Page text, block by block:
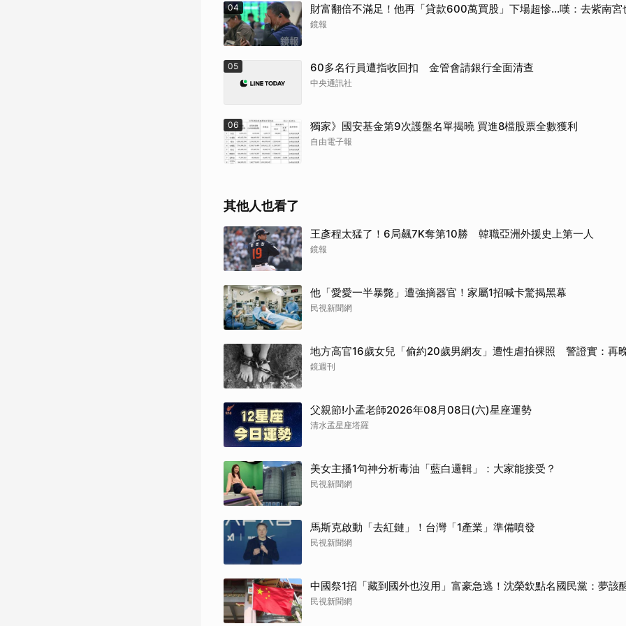
04 財富翻倍不滿足！他再「貸款600萬買股」下場超慘...嘆：去紫南宮
鏡報
05 60多名行員遭指收回扣 金管會請銀行全面清查
中央通訊社
06 獨家》國安基金第9次護盤名單揭曉 買進8檔股票全數獲利
自由電子報
其他人也看了
王彥程太猛了！6局飆7K奪第10勝 韓職亞洲外援史上第一人
鏡報
他「愛愛一半暴斃」遭強摘器官！家屬1招喊卡驚揭黑幕
民視新聞網
地方高官16歲女兒「偷約20歲男網友」遭性虐拍裸照 警證實：再
鏡週刊
父親節!小孟老師2026年08月08日(六)星座運勢
清水孟星座塔羅
美女主播1句神分析毒油「藍白邏輯」：大家能接受？
民視新聞網
馬斯克啟動「去紅鏈」！台灣「1產業」準備噴發
民視新聞網
中國祭1招「藏到國外也沒用」富豪急逃！沈榮欽點名國民黨：夢該
民視新聞網